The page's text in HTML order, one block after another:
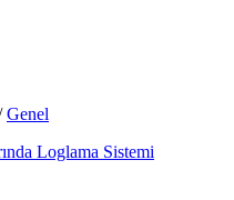
Genel
Loglama Sistemi